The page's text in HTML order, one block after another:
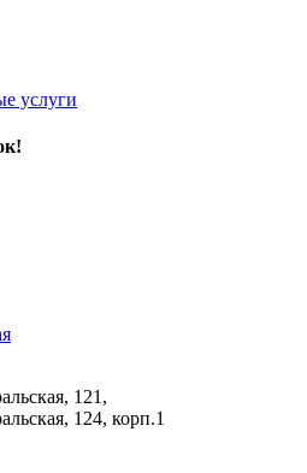
услуги
121,
124, корп.1